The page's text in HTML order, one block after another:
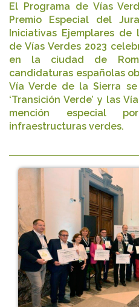
El Programa de Vías
Premio Especial del
Iniciativas Ejemplares de
de Vías Verdes 2023
en la ciudad de
candidaturas españolas
Vía Verde de la Sierra
‘Transición Verde’ y las
mención especial
infraestructuras verdes.